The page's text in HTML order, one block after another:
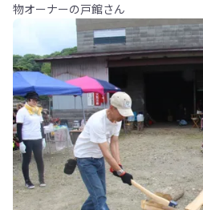
物オーナーの戸館さん